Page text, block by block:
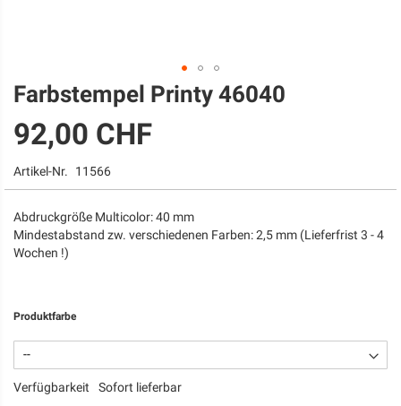
Zum
Anfang
der
Bildgalerie
Farbstempel Printy 46040
92,00 CHF
Artikel-Nr. 11566
Abdruckgröße Multicolor: 40 mm
Mindestabstand zw. verschiedenen Farben: 2,5 mm (Lieferfrist 3 - 4
Wochen !)
Produktfarbe
Verfügbarkeit Sofort lieferbar